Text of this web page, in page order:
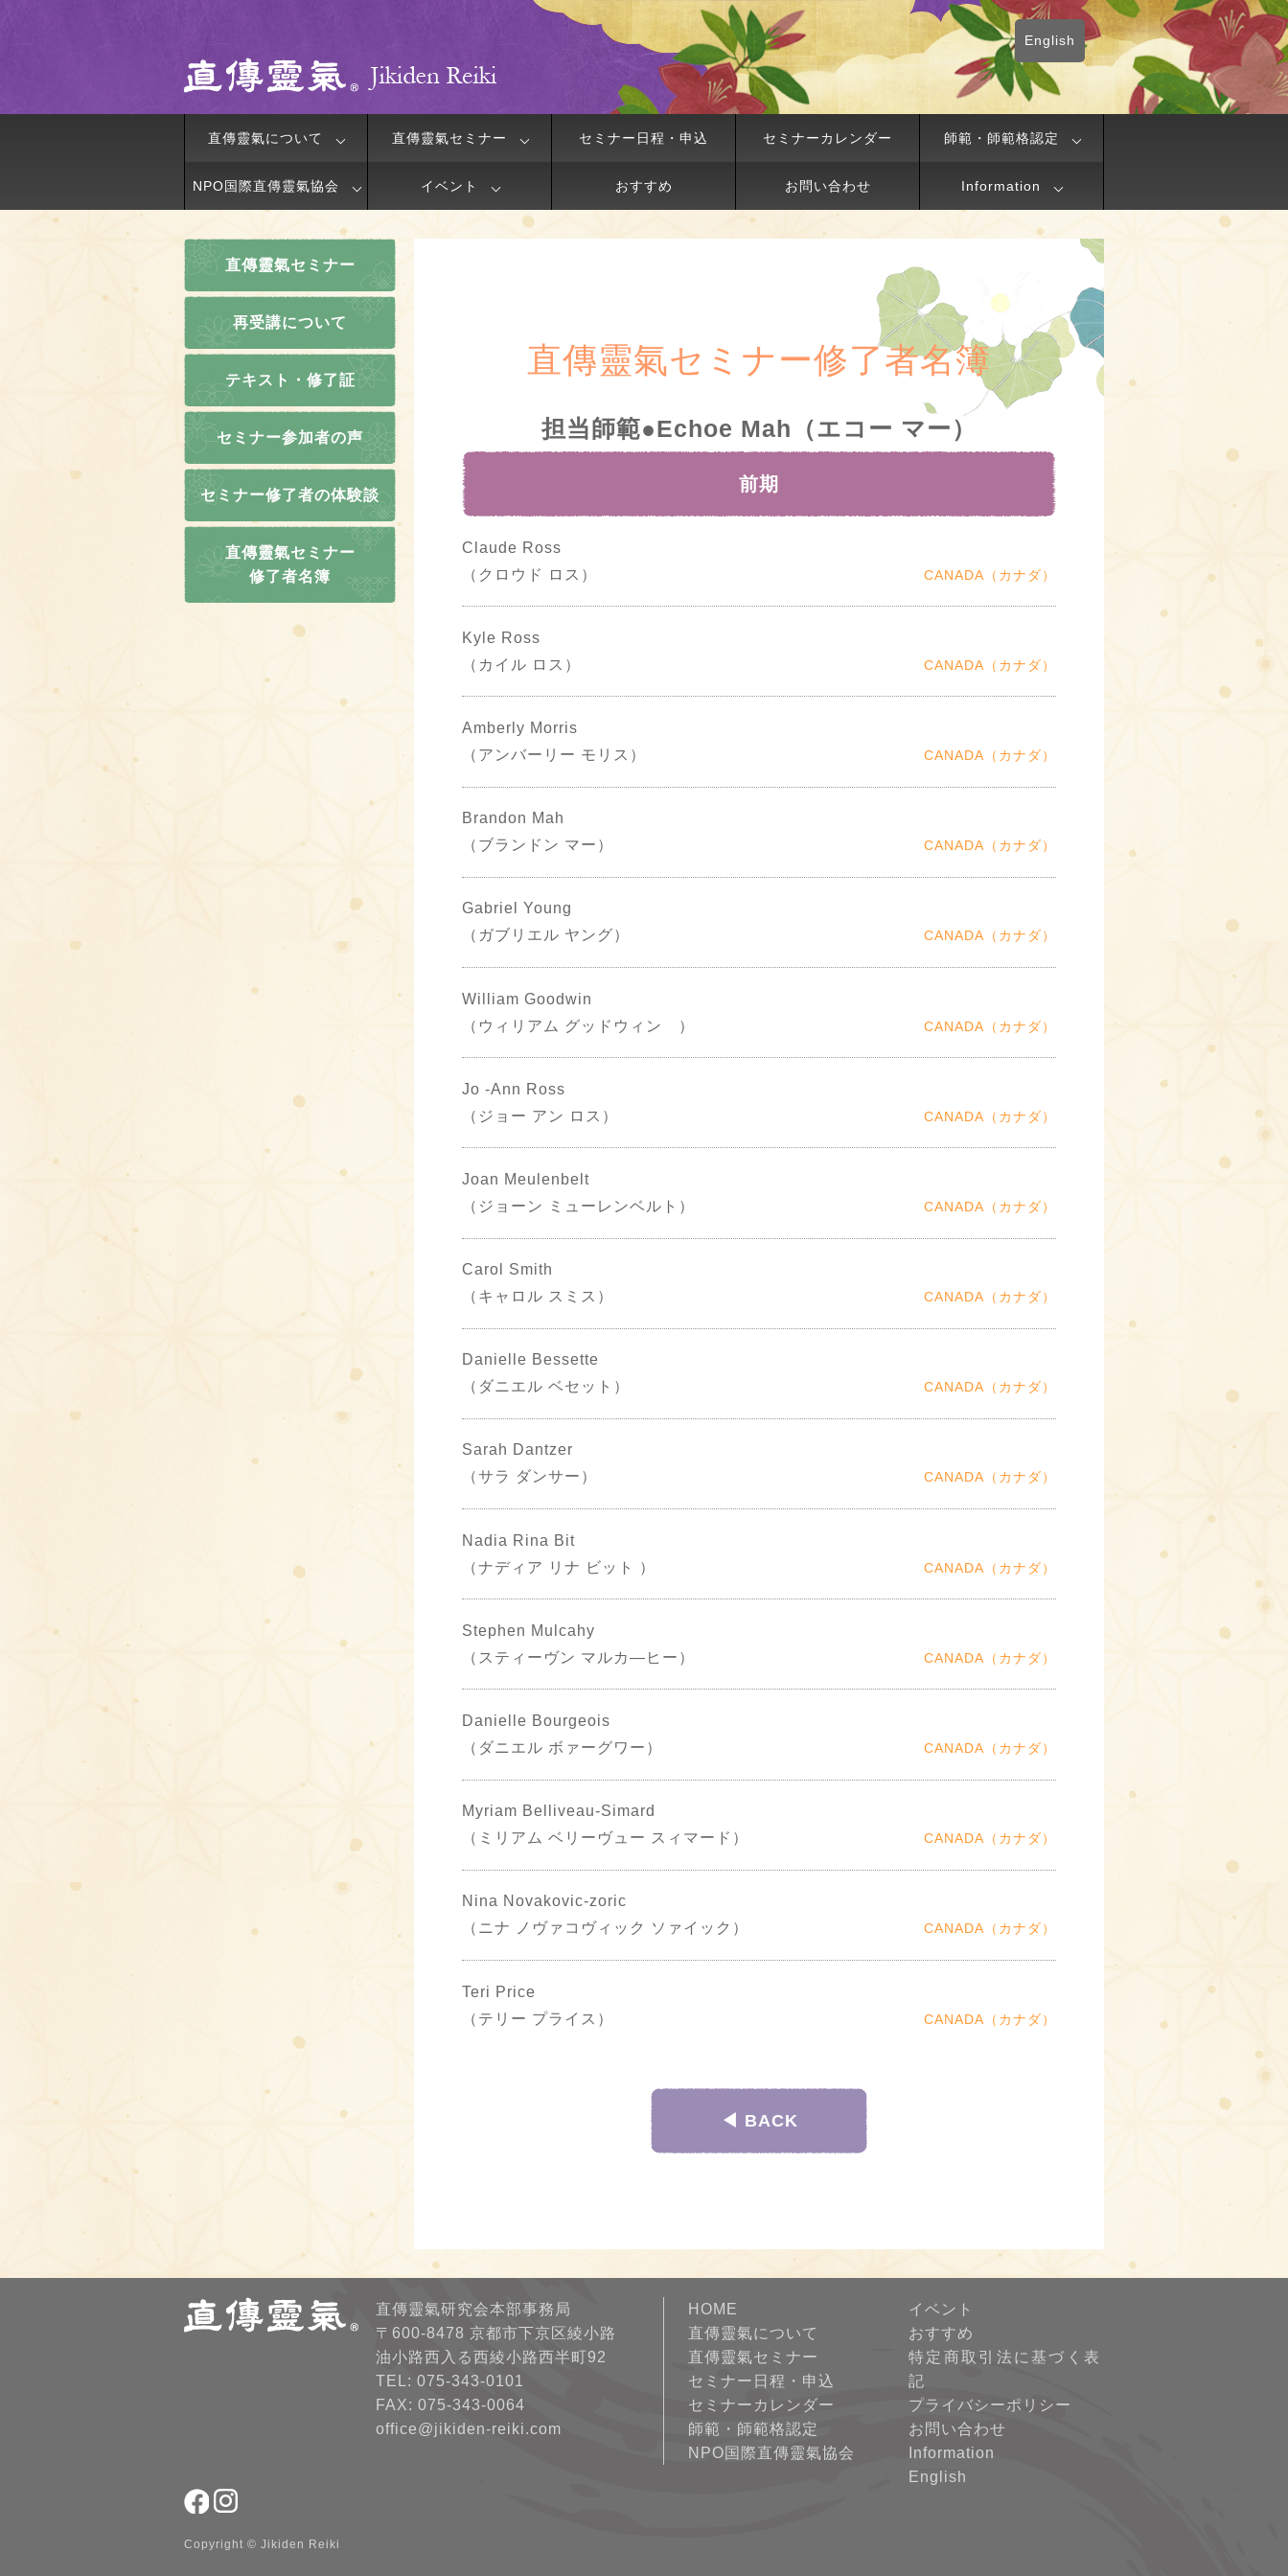
English
直傳靈氣について 直傳靈氣セミナー セミナー日程・申込 セミナーカレンダー 師範・師範格認定
NPO国際直傳靈氣協会 イベント おすすめ お問い合わせ Information
直傳靈氣セミナー
再受講について
テキスト・修了証
セミナー参加者の声
セミナー修了者の体験談
直傳靈氣セミナー
修了者名簿
直傳靈氣セミナー修了者名簿
担当師範●Echoe Mah（エコー マー）
前期
Claude Ross
（クロウド ロス）
CANADA（カナダ）
Kyle Ross
（カイル ロス）
CANADA（カナダ）
Amberly Morris
（アンバーリー モリス）
CANADA（カナダ）
Brandon Mah
（ブランドン マー）
CANADA（カナダ）
Gabriel Young
（ガブリエル ヤング）
CANADA（カナダ）
William Goodwin
（ウィリアム グッドウィン ）
CANADA（カナダ）
Jo -Ann Ross
（ジョー アン ロス）
CANADA（カナダ）
Joan Meulenbelt
（ジョーン ミューレンベルト）
CANADA（カナダ）
Carol Smith
（キャロル スミス）
CANADA（カナダ）
Danielle Bessette
（ダニエル ベセット）
CANADA（カナダ）
Sarah Dantzer
（サラ ダンサー）
CANADA（カナダ）
Nadia Rina Bit
（ナディア リナ ビット ）
CANADA（カナダ）
Stephen Mulcahy
（スティーヴン マルカ―ヒー）
CANADA（カナダ）
Danielle Bourgeois
（ダニエル ボァーグワー）
CANADA（カナダ）
Myriam Belliveau-Simard
（ミリアム ベリーヴュー スィマード）
CANADA（カナダ）
Nina Novakovic-zoric
（ニナ ノヴァコヴィック ソァイック）
CANADA（カナダ）
Teri Price
（テリー プライス）
CANADA（カナダ）
◀︎ BACK
直傳靈氣研究会本部事務局
〒600-8478 京都市下京区綾小路
油小路西入る西綾小路西半町92
TEL: 075-343-0101
FAX: 075-343-0064
office@jikiden-reiki.com
HOME
直傳靈氣について
直傳靈氣セミナー
セミナー日程・申込
セミナーカレンダー
師範・師範格認定
NPO国際直傳靈氣協会
イベント
おすすめ
特定商取引法に基づく表
記
プライバシーポリシー
お問い合わせ
Information
English
Copyright © Jikiden Reiki